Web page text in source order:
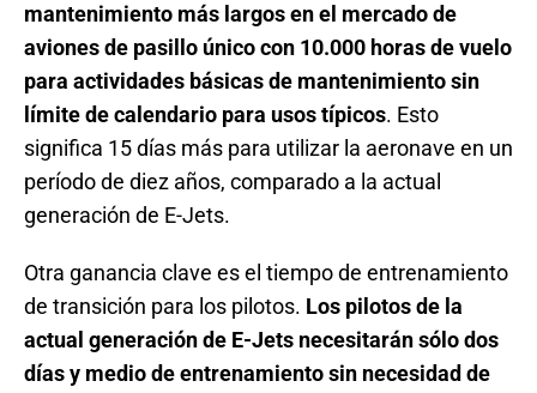
mantenimiento más largos en el mercado de
aviones de pasillo único con 10.000 horas de vuelo
para actividades básicas de mantenimiento sin
límite de calendario para usos típicos. Esto
significa 15 días más para utilizar la aeronave en un
período de diez años, comparado a la actual
generación de E-Jets.
Otra ganancia clave es el tiempo de entrenamiento
de transición para los pilotos. Los pilotos de la
actual generación de E-Jets necesitarán sólo dos
días y medio de entrenamiento sin necesidad de